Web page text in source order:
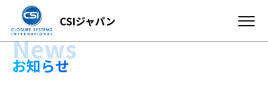
News
お知らせ